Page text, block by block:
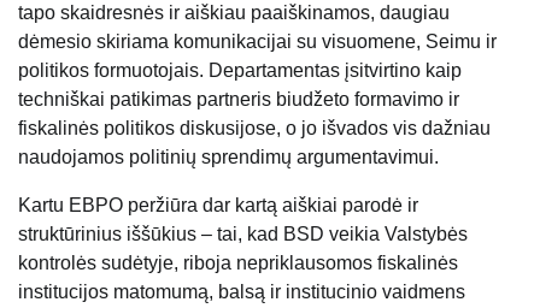
tapo skaidresnės ir aiškiau paaiškinamos, daugiau
dėmesio skiriama komunikacijai su visuomene, Seimu ir
politikos formuotojais. Departamentas įsitvirtino kaip
techniškai patikimas partneris biudžeto formavimo ir
fiskalinės politikos diskusijose, o jo išvados vis dažniau
naudojamos politinių sprendimų argumentavimui.
Kartu EBPO peržiūra dar kartą aiškiai parodė ir
struktūrinius iššūkius – tai, kad BSD veikia Valstybės
kontrolės sudėtyje, riboja nepriklausomos fiskalinės
institucijos matomumą, balsą ir institucinio vaidmens